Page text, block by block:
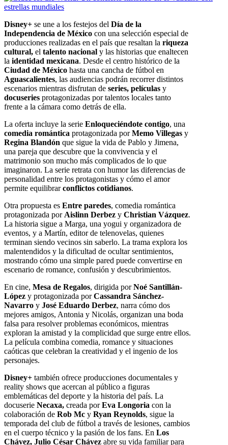
Disney+ se une a los festejos del Día de la
Independencia de México con una selección especial de
producciones realizadas en el país que resaltan la riqueza
cultural, el talento nacional y las historias que enaltecen
la identidad mexicana. Desde el centro histórico de la
Ciudad de México hasta una cancha de fútbol en
Aguascalientes, las audiencias podrán recorrer distintos
escenarios mientras disfrutan de series, películas y
docuseries protagonizadas por talentos locales tanto
frente a la cámara como detrás de ella.
La oferta incluye la serie Enloqueciéndote contigo, una
comedia romántica protagonizada porMemo Villegas y
Regina Blandón que sigue la vida de Pablo y Jimena,
una pareja que descubre que la convivencia y el
matrimonio son mucho más complicados de lo que
imaginaron. La serie retrata con humor las diferencias de
personalidad entre los protagonistas y cómo el amor
permite equilibrarconflictos cotidianos.
Otra propuesta es Entre paredes, comedia romántica
protagonizada por Aislinn Derbez y Christian Vázquez.
La historia sigue a Marga, una yogui y organizadora de
eventos, y a Martín, editor de telenovelas, quienes
terminan siendo vecinos sin saberlo. La trama explora los
malentendidos y la dificultad de ocultar sentimientos,
mostrando cómo una simple pared puede convertirse en
escenario de romance, confusión y descubrimientos.
En cine, Mesa de Regalos, dirigida porNoé Santillán-
López y protagonizada porCassandra Sánchez-
Navarro y José Eduardo Derbez, narra cómo dos
mejores amigos, Antonia y Nicolás, organizan una boda
falsa para resolver problemas económicos, mientras
exploran la amistad y la complicidad que surge entre ellos.
La película combina comedia, romance y situaciones
caóticas que celebran la creatividad y el ingenio de los
personajes.
Disney+ también ofrece producciones documentales y
reality shows que acercan al público a figuras
emblemáticas del deporte y la historia del país. La
docuserie Necaxa, creada porEva Longoria con la
colaboración de Rob Mc y Ryan Reynolds, sigue la
temporada del club de fútbol a través de lesiones, cambios
en el cuerpo técnico y la pasión de los fans. En Los
Chávez, Julio César Chávez abre su vida familiar para